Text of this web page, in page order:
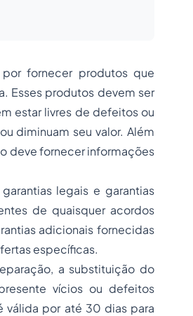
fornecer produtos que
Esses produtos devem ser
estar livres de defeitos ou
diminuam seu valor. Além
deve fornecer informações
legais e garantias
de quaisquer acordos
adicionais fornecidas
específicas.
a substituição do
vícios ou defeitos
válida por até 30 dias para